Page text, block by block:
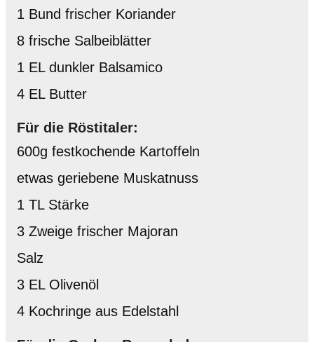
1 Bund frischer Koriander
8 frische Salbeiblätter
1 EL dunkler Balsamico
4 EL Butter
Für die Röstitaler:
600g festkochende Kartoffeln
etwas geriebene Muskatnuss
1 TL Stärke
3 Zweige frischer Majoran
Salz
3 EL Olivenöl
4 Kochringe aus Edelstahl